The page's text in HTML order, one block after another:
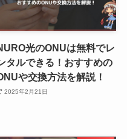
光のONUは無料でレ
タルできる！おすすめの
や交換方法を解説！
2025年2月21日